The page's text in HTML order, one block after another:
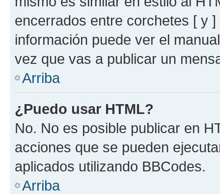
encerrados entre corchetes [ y
información puede ver el
vez que vas a publicar un
Arriba
¿Puedo usar HTML?
No. No es posible publicar en
acciones que se pueden
aplicados utilizando BBCodes.
Arriba